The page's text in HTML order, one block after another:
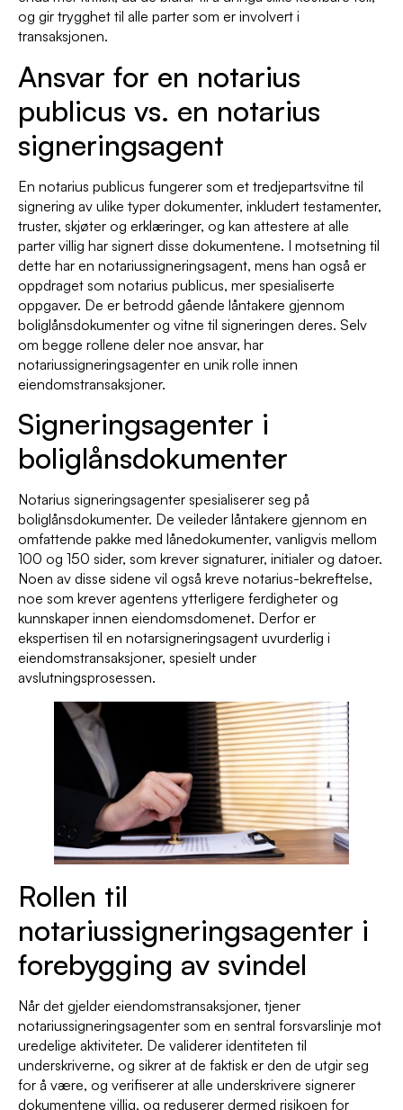
og gir trygghet til alle parter som er involvert i
transaksjonen.
Ansvar for en notarius
publicus vs. en notarius
signeringsagent
En notarius publicus fungerer som et tredjepartsvitne til
signering av ulike typer dokumenter, inkludert testamenter,
truster, skjøter og erklæringer, og kan attestere at alle
parter villig har signert disse dokumentene. I motsetning til
dette har en notariussigneringsagent, mens han også er
oppdraget som notarius publicus, mer spesialiserte
oppgaver. De er betrodd gående låntakere gjennom
boliglånsdokumenter og vitne til signeringen deres. Selv
om begge rollene deler noe ansvar, har
notariussigneringsagenter en unik rolle innen
eiendomstransaksjoner.
Signeringsagenter i
boliglånsdokumenter
Notarius signeringsagenter spesialiserer seg på
boliglånsdokumenter. De veileder låntakere gjennom en
omfattende pakke med lånedokumenter, vanligvis mellom
100 og 150 sider, som krever signaturer, initialer og datoer.
Noen av disse sidene vil også kreve notarius-bekreftelse,
noe som krever agentens ytterligere ferdigheter og
kunnskaper innen eiendomsdomenet. Derfor er
ekspertisen til en notarsigneringsagent uvurderlig i
eiendomstransaksjoner, spesielt under
avslutningsprosessen.
Rollen til
notariussigneringsagenter i
forebygging av svindel
Når det gjelder eiendomstransaksjoner, tjener
notariussigneringsagenter som en sentral forsvarslinje mot
uredelige aktiviteter. De validerer identiteten til
underskriverne, og sikrer at de faktisk er den de utgir seg
for å være, og verifiserer at alle underskrivere signerer
dokumentene villig, og reduserer dermed risikoen for